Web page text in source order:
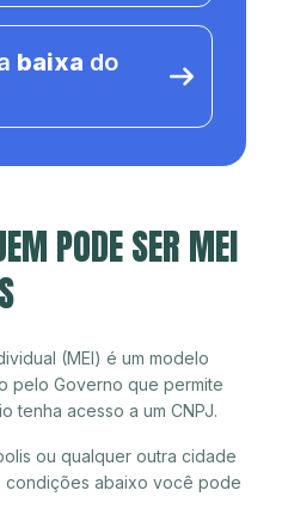
baixa do
PODE SER MEI
(MEI) é um modelo
pelo Governo que permite
tenha acesso a um CNPJ.
ou qualquer outra cidade
condições abaixo você pode